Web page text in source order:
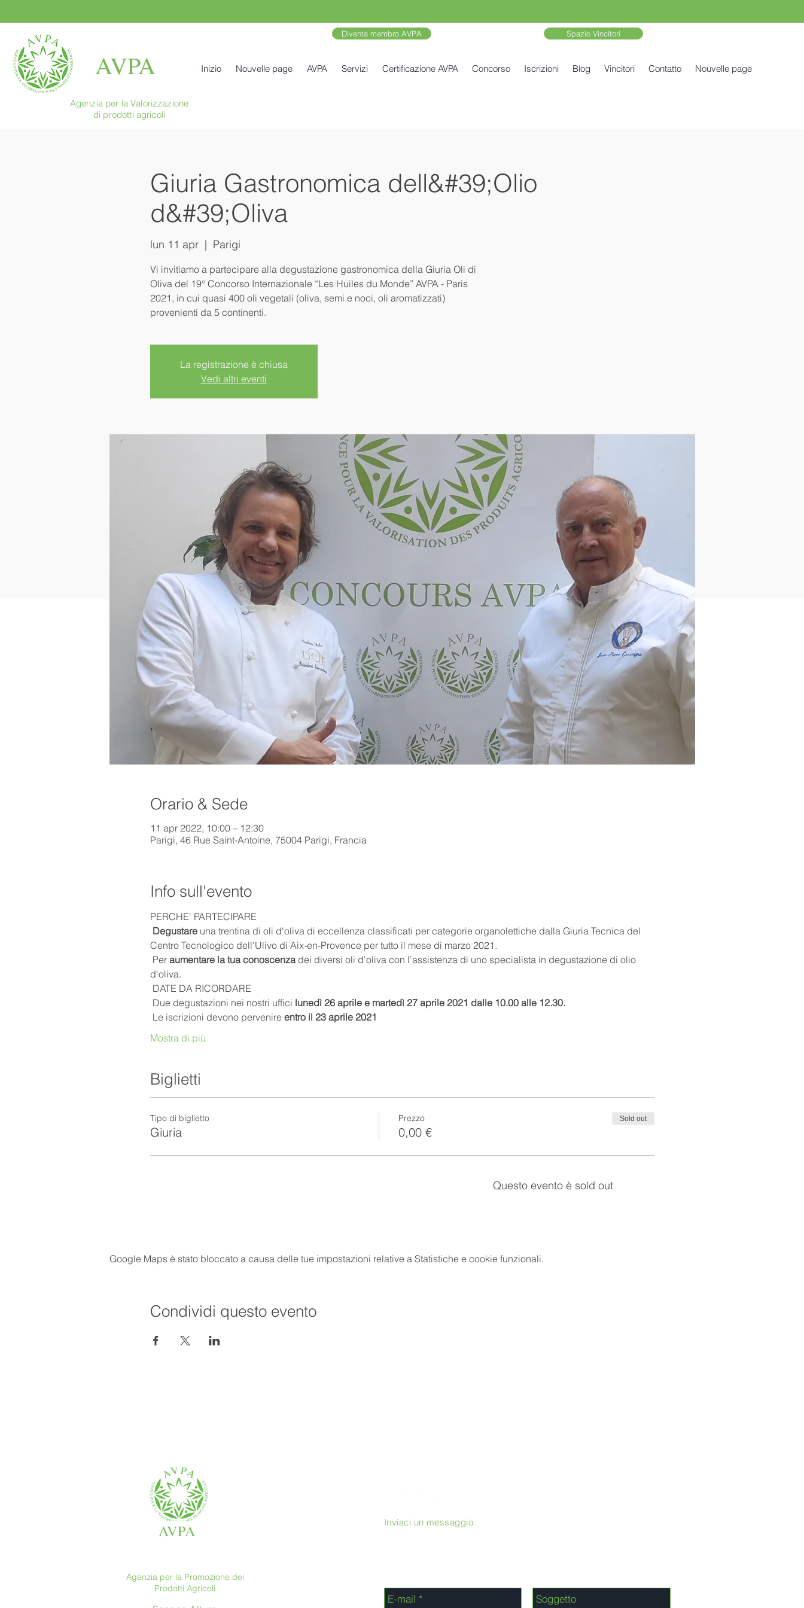
AVPA
Diventa membro AVPA Spazio Vincitori
Inizio Nouvelle page AVPA Servizi Certificazione AVPA Concorso Iscrizioni Blog Vincitori Contatto Nouvelle page
Agenzia per la Valorizzazione
di prodotti agricoli
Giuria Gastronomica dell&#39;Olio
d&#39;Oliva
lun 11 apr
  |
Parigi
Vi invitiamo a partecipare alla degustazione gastronomica della Giuria Oli di
Oliva del 19° Concorso Internazionale “Les Huiles du Monde” AVPA - Paris
2021, in cui quasi 400 oli vegetali (oliva, semi e noci, oli aromatizzati)
provenienti da 5 continenti.
La registrazione è chiusa
Vedi altri eventi
Orario & Sede
11 apr 2022, 10:00 – 12:30
Parigi, 46 Rue Saint-Antoine, 75004 Parigi, Francia
Info sull'evento
PERCHE' PARTECIPARE
Degustare una trentina di oli d'oliva di eccellenza classificati per categorie organolettiche dalla Giuria Tecnica del
Centro Tecnologico dell'Ulivo di Aix-en-Provence per tutto il mese di marzo 2021.
Per aumentare la tua conoscenza dei diversi oli d'oliva con l'assistenza di uno specialista in degustazione di olio
d'oliva.
DATE DA RICORDARE
Due degustazioni nei nostri uffici lunedì 26 aprile e martedì 27 aprile 2021 dalle 10.00 alle 12.30.
Le iscrizioni devono pervenire entro il 23 aprile 2021
Mostra di più
Biglietti
Tipo di biglietto
Giuria
Prezzo
0,00 €
Sold out
Questo evento è sold out
Google Maps è stato bloccato a causa delle tue impostazioni relative a Statistiche e cookie funzionali.
Condividi questo evento
AVPA
Agenzia per la Promozione dei
Prodotti Agricoli
Inviaci un messaggio